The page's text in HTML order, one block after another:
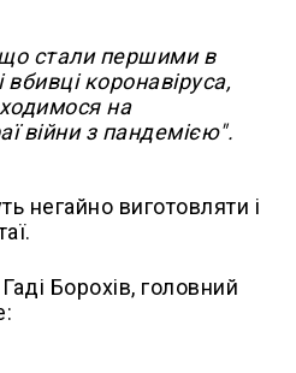
стали першими в
вбивці коронавіруса,
на
війни з пандемією".
негайно виготовляти і
Борохів, головний